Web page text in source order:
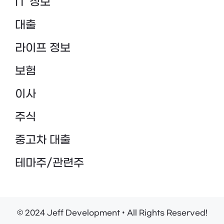
대출
라이프 정보
보험
이사
주식
중고차 대출
테마주/관련주
© 2024 Jeff Development • All Rights Reserved!